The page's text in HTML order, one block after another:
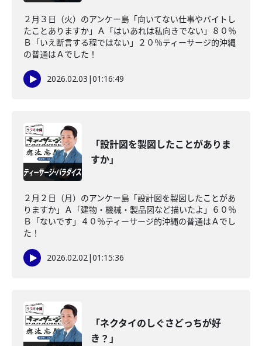
２月３日（火）のアンケー島「向いてない仕事やバイトし
たことありますか」Ａ「はいあれは私向きでない」８０％
Ｂ「いえ断言する程ではない」２０％ティーサージ的沖縄
の普通はＡでした！
2026.02.03 |01:16:49
「設計図を製図したことがありま
すか」
２月２日（月）のアンケー島「設計図を製図したことがあ
りますか」Ａ「建物・機械・製品図など描いたよ」６０％
Ｂ「ないです」４０％ティーサージ的沖縄の普通はＡでし
た！
2026.02.02|01:15:36
「ネクタイのしぐさどっちが好
き？」